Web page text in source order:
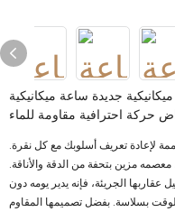
جديدة ساعة ميكانيكية
حركة احترافية مقاومة للماء
لإعادة تعريف أسلوبك مع كل نقرة.
مزين بتحفة من الدقة والأناقة.
الجريئة، فإنه يدير يومه دون
بسلاسة. بفضل تصميمها المقاوم